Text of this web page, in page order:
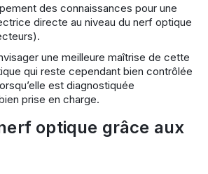
des connaissances pour une
directe au niveau du nerf optique
une meilleure maîtrise de cette
qui reste cependant bien contrôlée
est diagnostiquée
prise en charge.
optique grâce aux